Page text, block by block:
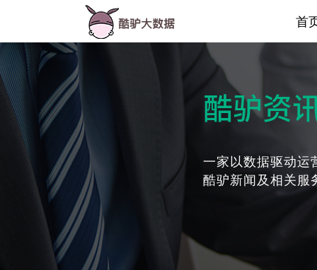
首
酷驴资
一家以数据驱动运
酷驴新闻及相关服